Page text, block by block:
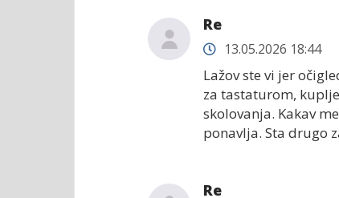
Re
13.05.2026 18:44
Lažov ste vi jer
za tastaturom,
skolovanja. Kakav
ponavlja. Sta drugo
Re